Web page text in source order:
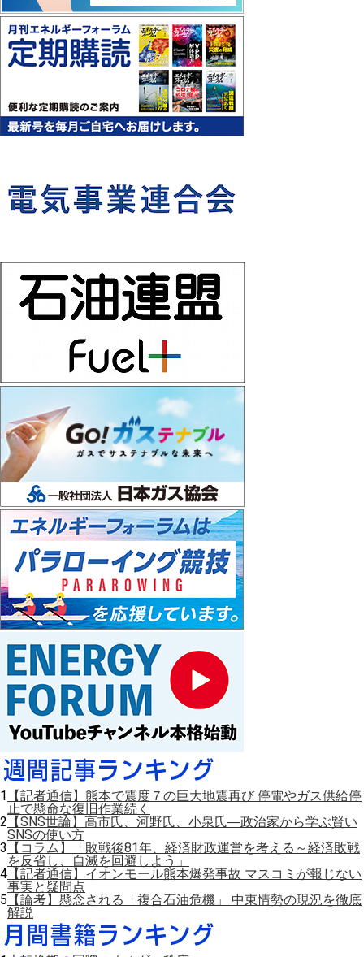
1
【記者通信】熊本で震度７の巨大地震再び 停電やガス供給停
止で懸命な復旧作業続く
2 【SNS世論】高市氏、河野氏、小泉氏―政治家から学ぶ賢い
SNSの使い方
3
【コラム】「敗戦後81年、経済財政運営を考える～経済敗戦
を反省し、自滅を回避しよう」
4 【記者通信】イオンモール熊本爆発事故 マスコミが報じない
事実と疑問点
5 【論考】懸念される「複合石油危機」 中東情勢の現況を徹底
解説